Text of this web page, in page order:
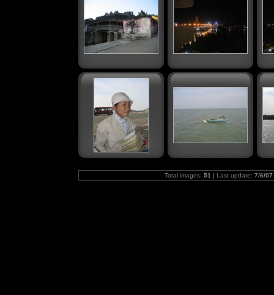
Total images: 51 | Last update: 7/6/07